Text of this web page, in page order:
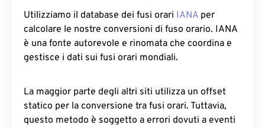
Utilizziamo il database dei fusi orari IANA per
calcolare le nostre conversioni di fuso orario. IANA
è una fonte autorevole e rinomata che coordina e
gestisce i dati sui fusi orari mondiali.
La maggior parte degli altri siti utilizza un offset
statico per la conversione tra fusi orari. Tuttavia,
questo metodo è soggetto a errori dovuti a eventi